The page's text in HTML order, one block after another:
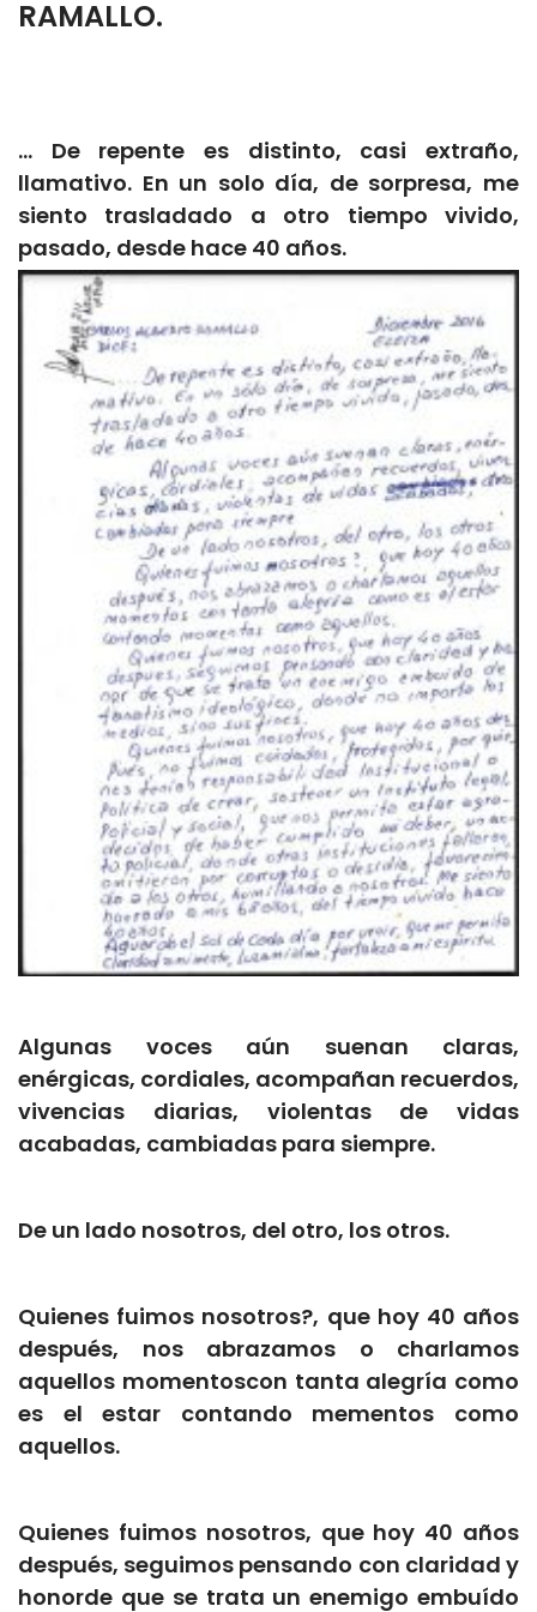
RAMALLO.
… De repente es distinto, casi extraño,
llamativo. En un solo día, de sorpresa, me
siento trasladado a otro tiempo vivido,
pasado, desde hace 40 años.
Algunas voces aún suenan claras,
enérgicas, cordiales, acompañan recuerdos,
vivencias diarias, violentas de vidas
acabadas, cambiadas para siempre.
De un lado nosotros, del otro, los otros.
Quienes fuimos nosotros?, que hoy 40 años
después, nos abrazamos o charlamos
aquellos momentoscon tanta alegría como
es el estar contando mementos como
aquellos.
Quienes fuimos nosotros, que hoy 40 años
después, seguimos pensando con claridad y
honorde que se trata un enemigo embuído